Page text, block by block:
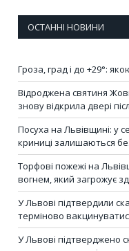
ОСТАННІ НОВИНИ
Гроза, град і до +29°:
Відроджена святиня
знову відкрила двері
Посуха на Львівщині: у
криниці залишаються
Торфові пожежі на
вогнем, який загрожує
У Львові підтвердили
терміново
У Львові підтверджено